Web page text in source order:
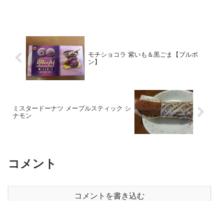
モチショコラ 紫いも＆黒ごま【ブルボ
ン】
ミスタードーナツ メープルスティック シ
ナモン
コメント
コメントを書き込む